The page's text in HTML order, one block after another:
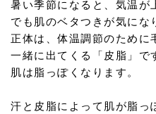
暑い季節になると、気温が
でも肌のベタつきが気にな
正体は、体温調節のために
一緒に出てくる「皮脂」で
肌は脂っぽくなります。
汗と皮脂によって肌が脂っ